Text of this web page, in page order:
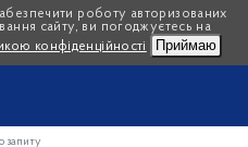
роботу авторизованих
сайту, ви погоджуєтесь на
конфіденційності Приймаю
запиту